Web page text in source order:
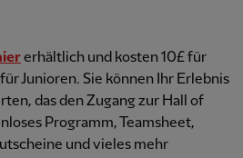
erhältlich und kosten 10£ für
Junioren. Sie können Ihr Erlebnis
das den Zugang zur Hall of
Programm, Teamsheet,
und vieles mehr